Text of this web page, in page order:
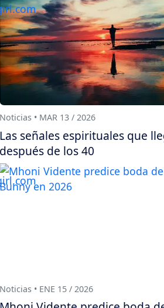
Noticias • MAR 13 / 2026
Las señales espirituales que
después de los 40
Noticias • ENE 15 / 2026